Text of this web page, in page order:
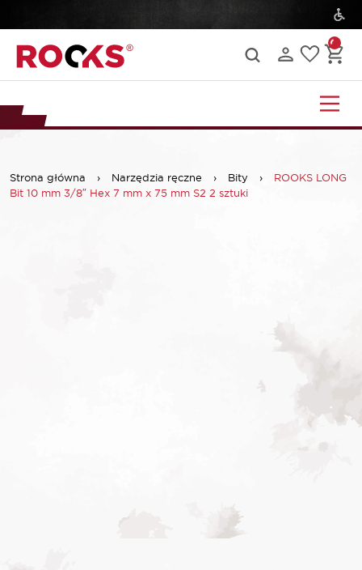
Strona główna › Narzędzia ręczne › Bity ›
ROOKS LONG
Bit 10 mm 3/8″ Hex 7 mm x 75 mm S2 2 sztuki